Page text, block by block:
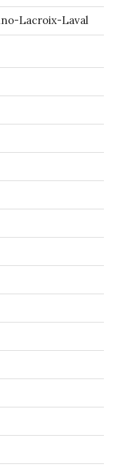
Lacroix-Laval